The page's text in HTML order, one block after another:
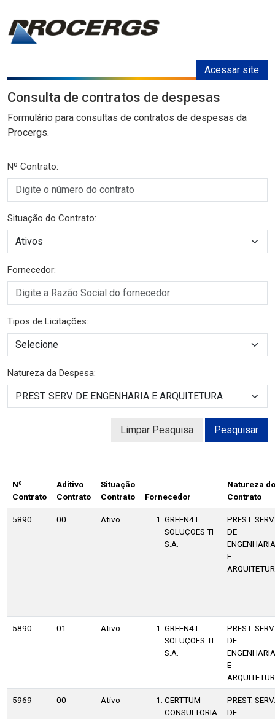
Acessar site
Consulta de contratos de despesas
Formulário para consultas de contratos de despesas da
Procergs.
Nº Contrato:
Situação do Contrato:
Fornecedor:
Tipos de Licitações:
Natureza da Despesa:
Limpar Pesquisa Pesquisar
Nº
Contrato
Aditivo
Contrato
Situação
Contrato
Fornecedor
Natureza do
Contrato
5890 00 Ativo
GREEN4T
SOLUÇOES TI
S.A.
PREST. SERV.
DE
ENGENHARIA
E
5890 01 Ativo
GREEN4T
SOLUÇOES TI
S.A.
PREST. SERV.
DE
ENGENHARIA
E
5969 00 Ativo
CERTTUM
CONSULTORIA
PREST. SERV.
DE